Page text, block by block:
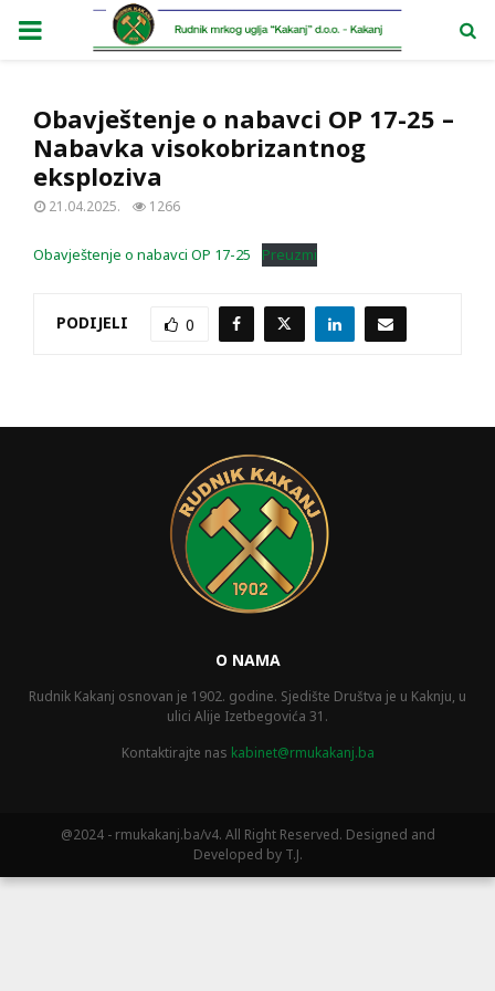
PRIMARY
Obavještenje o nabavci OP 17-25 –
Nabavka visokobrizantnog
eksploziva
21.04.2025. 1266
Obavještenje o nabavci OP 17-25 Preuzmi
PODIJELI 0
O NAMA
Rudnik Kakanj osnovan je 1902. godine. Sjedište Društva je u Kaknju, u
ulici Alije Izetbegovića 31.
Kontaktirajte nas kabinet@rmukakanj.ba
@2024 - rmukakanj.ba/v4. All Right Reserved. Designed and
Developed by T.J.